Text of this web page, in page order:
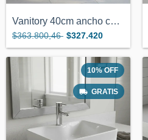
Vanitory 40cm ancho color Wengue con 2 c...
$363.800,46 $327.420
10%OFF
GRATIS